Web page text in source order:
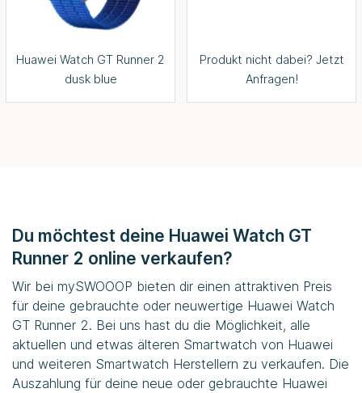
Huawei Watch GT Runner 2
dusk blue
Produkt nicht dabei? Jetzt
Anfragen!
Du möchtest deine Huawei Watch GT
Runner 2 online verkaufen?
Wir bei mySWOOOP bieten dir einen attraktiven Preis
für deine gebrauchte oder neuwertige Huawei Watch
GT Runner 2. Bei uns hast du die Möglichkeit, alle
aktuellen und etwas älteren Smartwatch von Huawei
und weiteren Smartwatch Herstellern zu verkaufen. Die
Auszahlung für deine neue oder gebrauchte Huawei